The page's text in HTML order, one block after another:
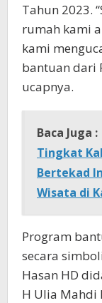
Tahun 2023.
rumah kami
kami
bantuan dari
ucapnya.
Baca Juga :
Tingkat
Bertekad
Wisata di
Program
secara
Hasan HD
H Ulia Mahdi